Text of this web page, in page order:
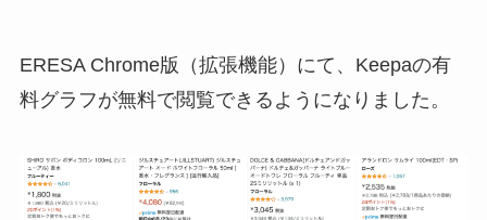
ERESA Chrome版（拡張機能）にて、Keepaの有
料グラフが無料で閲覧できるようになりました。